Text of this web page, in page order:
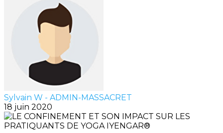
Sylvain W - ADMIN-MASSACRET
18 juin 2020